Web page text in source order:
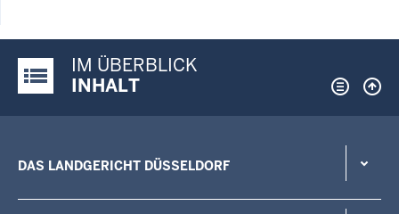
Justiz-Portal im Überblick:
IM ÜBERBLICK
INHALT
DAS LANDGERICHT DÜSSELDORF